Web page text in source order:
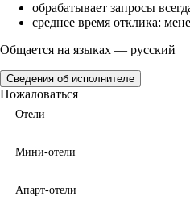
обрабатывает запросы
среднее время отклика:
Общается на языках — русский
Сведения об исполнителе
Пожаловаться
Отели
Мини-отели
Апарт-отели